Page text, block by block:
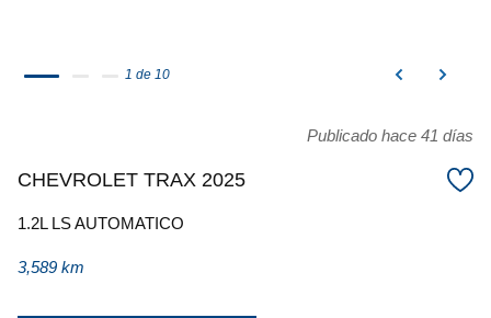
1 de 10
Publicado hace 41 días
CHEVROLET TRAX 2025
1.2L LS AUTOMATICO
3,589 km